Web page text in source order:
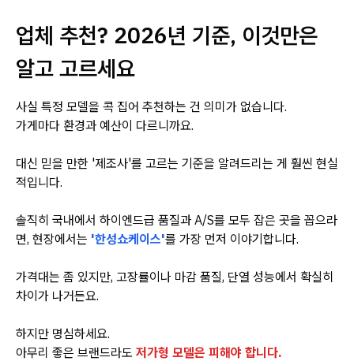
업체 추천? 2026년 기준, 이것만은
알고 고르세요
사실 특정 모델을 콕 집어 추천하는 건 의미가 없습니다.
가게마다 환경과 예산이 다르니까요.
대신 믿을 만한 '제조사'를 고르는 기준을 알려드리는 게 훨씬 현실
적입니다.
솔직히 국내에서 하이엔드급 품질과 A/S를 모두 잡은 곳을 꼽으라
면, 현장에서는 '한성쇼케이스'를 가장 먼저 이야기합니다.
가격대는 좀 있지만, 고장률이나 마감 품질, 단열 성능에서 확실히
차이가 나거든요.
하지만 명심하세요.
아무리 좋은 브랜드라도 저가형 모델은 피해야 합니다.